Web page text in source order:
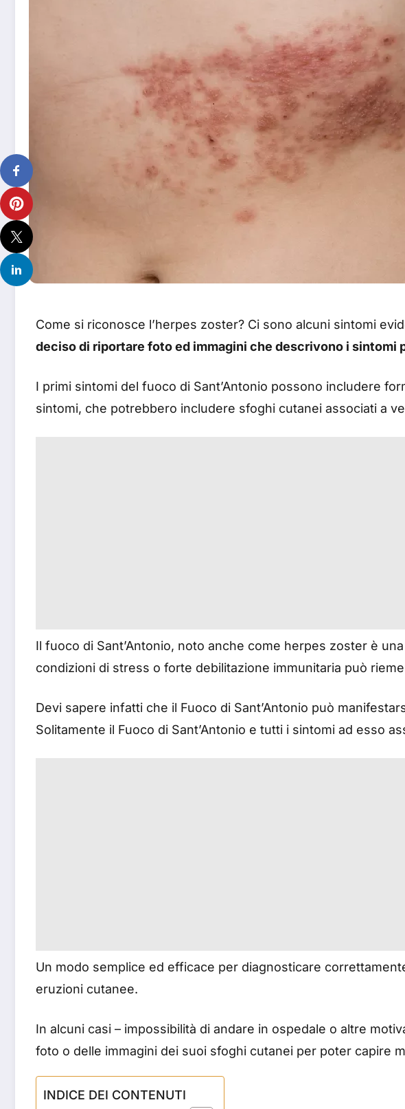
Come si riconosce l’herpes zoster? Ci sono alcuni sintomi
deciso di riportare foto ed immagini che descrivono i sintomi
I primi sintomi del fuoco di Sant’Antonio possono includere
sintomi, che potrebbero includere sfoghi cutanei associati a
Il fuoco di Sant’Antonio, noto anche come herpes zoster è
condizioni di stress o forte debilitazione immunitaria può
Devi sapere infatti che il Fuoco di Sant’Antonio può
Solitamente il Fuoco di Sant’Antonio e tutti i sintomi ad esso
Un modo semplice ed efficace per diagnosticare
eruzioni cutanee.
In alcuni casi – impossibilità di andare in ospedale o altre
foto o delle immagini dei suoi sfoghi cutanei per poter capire
INDICE DEI CONTENUTI